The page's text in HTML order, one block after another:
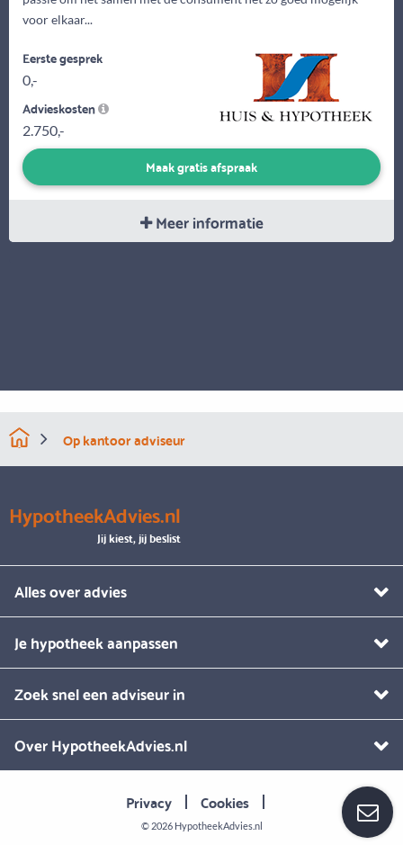
voor elkaar...
Eerste gesprek
0,-
Advieskosten
2.750,-
Maak gratis afspraak
Meer informatie
Op kantoor adviseur
HypotheekAdvies.nl
Jij kiest, jij beslist
Alles over advies
Je hypotheek aanpassen
Zoek snel een adviseur in
Over HypotheekAdvies.nl
Privacy Cookies
© 2026 HypotheekAdvies.nl